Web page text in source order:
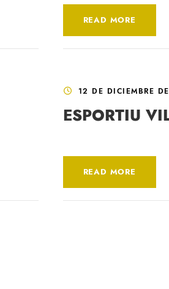
READ MORE
12 DE DICIEMBRE
ESPORTIU
READ MORE